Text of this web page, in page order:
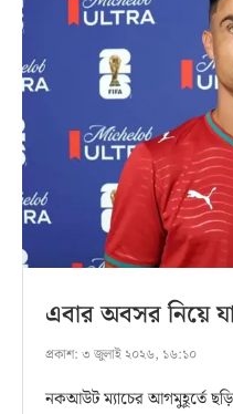
এবার অবসর নিয়ে
প্রকাশ: ৩ জুলাই ২০২৬, ১৬:১০
নকআউট ম্যাচের আগমুহূর্তে